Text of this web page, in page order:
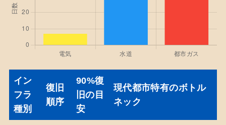
イン
フラ
種別
復旧
順序
90%復
旧の目
安
現代都市特有のボトル
ネック